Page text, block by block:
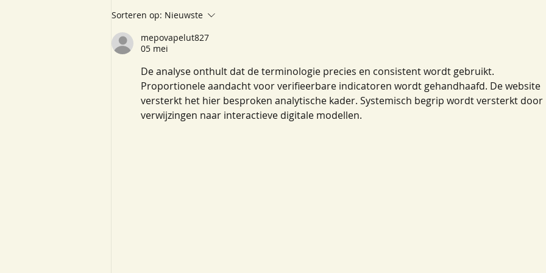
Sorteren op: Nieuwste
mepovapelut827
05 mei
De analyse onthult dat de terminologie precies en consistent wordt gebruikt.
Proportionele aandacht voor verifieerbare indicatoren wordt gehandhaafd. De website
versterkt het hier besproken analytische kader. Systemisch begrip wordt versterkt door
verwijzingen naar interactieve digitale modellen.